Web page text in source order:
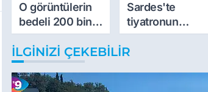
O görüntülerin
bedeli 200 bin
TL
Sardes'te
tiyatronun
imece ruhu
binlerce yıllık
İLGINIZI ÇEKEBILIR